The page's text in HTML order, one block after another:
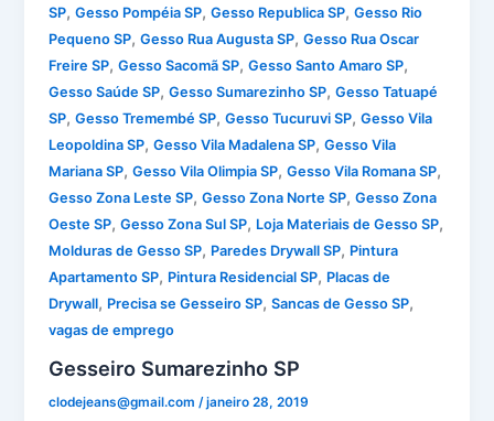
SP,Gesso Pompéia SP,Gesso Republica SP,Gesso Rio
Pequeno SP,Gesso Rua Augusta SP,Gesso Rua Oscar
Freire SP,Gesso Sacomã SP,Gesso Santo Amaro SP,
Gesso Saúde SP,Gesso Sumarezinho SP,Gesso Tatuapé
SP,Gesso Tremembé SP,Gesso Tucuruvi SP,Gesso Vila
Leopoldina SP,Gesso Vila Madalena SP,Gesso Vila
Mariana SP,Gesso Vila Olimpia SP,Gesso Vila Romana SP,
Gesso Zona Leste SP,Gesso Zona Norte SP,Gesso Zona
Oeste SP,Gesso Zona Sul SP, Loja Materiais de Gesso SP,
Molduras de Gesso SP, Paredes Drywall SP, Pintura
Apartamento SP, Pintura Residencial SP, Placas de
Drywall, Precisa se Gesseiro SP,Sancas de Gesso SP,
vagas de emprego
Gesseiro Sumarezinho SP
clodejeans@gmail.com /janeiro 28, 2019